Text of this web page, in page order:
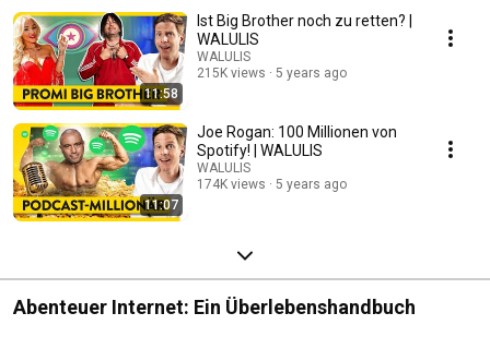
11:58
Ist Big Brother noch zu retten? |
WALULIS
WALULIS
215K views
5 years ago
11:07
Joe Rogan: 100 Millionen von
Spotify! | WALULIS
WALULIS
174K views
5 years ago
Abenteuer Internet: Ein Überlebenshandbuch